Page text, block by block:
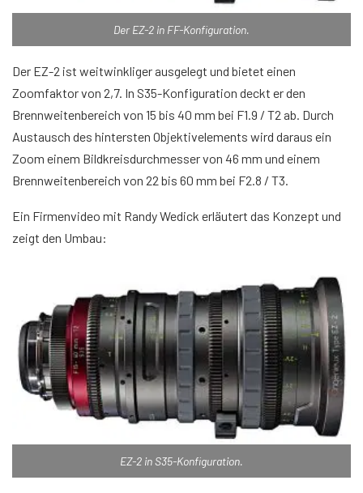
Der EZ-2 in FF-Konfiguration.
Der EZ-2 ist weitwinkliger ausgelegt und bietet einen
Zoomfaktor von 2,7. In S35-Konfiguration deckt er den
Brennweitenbereich von 15 bis 40 mm bei F1.9 / T2 ab. Durch
Austausch des hintersten Objektivelements wird daraus ein
Zoom einem Bildkreisdurchmesser von 46 mm und einem
Brennweitenbereich von 22 bis 60 mm bei F2.8 / T3.
Ein Firmenvideo mit Randy Wedick erläutert das Konzept und
zeigt den Umbau:
Video von YouTube laden. Mit dem Laden akzeptieren Sie YouTube-
EZ-2 in S35-Konfiguration.